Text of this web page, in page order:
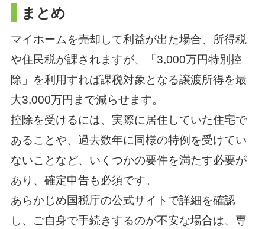
まとめ
マイホームを売却して利益が出た場合、所得税
や住民税が課されますが、「3,000万円特別控
除」を利用すれば課税対象となる譲渡所得を最
大3,000万円まで減らせます。
控除を受けるには、実際に居住していた住宅で
あることや、過去数年に同様の特例を受けてい
ないことなど、いくつかの要件を満たす必要が
あり、確定申告も必須です。
あらかじめ国税庁の公式サイトで詳細を確認
し、ご自身で手続きするのが不安な場合は、専